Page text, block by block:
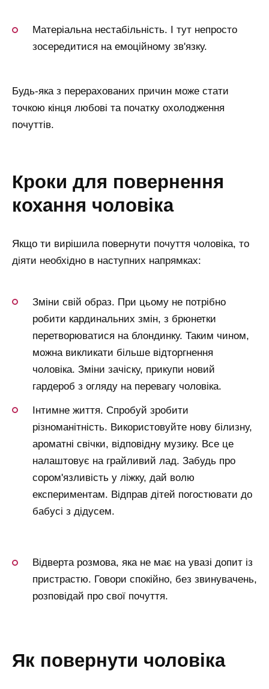
Матеріальна нестабільність. І тут непросто
зосередитися на емоційному зв'язку.
Будь-яка з перерахованих причин може стати
точкою кінця любові та початку охолодження
почуттів.
кроки для повернення
кохання чоловіка
Якщо ти вирішила повернути почуття чоловіка, то
діяти необхідно в наступних напрямках:
Зміни свій образ. При цьому не потрібно
робити кардинальних змін, з брюнетки
перетворюватися на блондинку. Таким чином,
можна викликати більше відторгнення
чоловіка. Зміни зачіску, прикупи новий
гардероб з огляду на перевагу чоловіка.
Інтимне життя. Спробуй зробити
різноманітність. Використовуйте нову білизну,
ароматні свічки, відповідну музику. Все це
налаштовує на грайливий лад. Забудь про
сором'язливість у ліжку, дай волю
експериментам. Відправ дітей погостювати до
бабусі з дідусем.
Відверта розмова, яка не має на увазі допит із
пристрастю. Говори спокійно, без звинувачень,
розповідай про свої почуття.
як повернути чоловіка